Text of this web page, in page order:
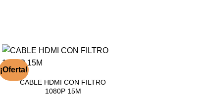
¡Oferta!
CABLE HDMI CON FILTRO
1080P 15M